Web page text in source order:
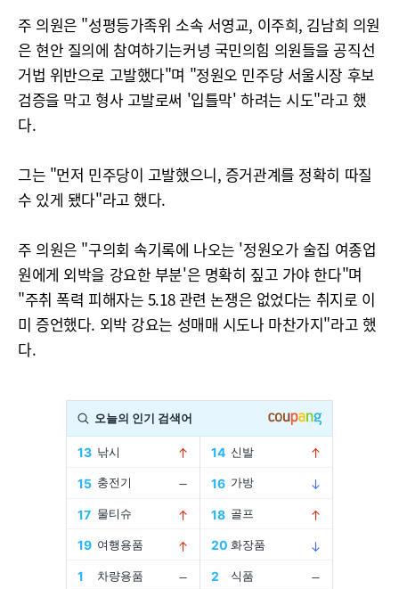
주 의원은 "성평등가족위 소속 서영교, 이주희, 김남희 의원
은 현안 질의에 참여하기는커녕 국민의힘 의원들을 공직선
거법 위반으로 고발했다"며 "정원오 민주당 서울시장 후보
검증을 막고 형사 고발로써 '입틀막' 하려는 시도"라고 했
다.
그는 "먼저 민주당이 고발했으니, 증거관계를 정확히 따질
수 있게 됐다"라고 했다.
주 의원은 "구의회 속기록에 나오는 '정원오가 술집 여종업
원에게 외박을 강요한 부분'은 명확히 짚고 가야 한다"며
"주취 폭력 피해자는 5.18 관련 논쟁은 없었다는 취지로 이
미 증언했다. 외박 강요는 성매매 시도나 마찬가지"라고 했
다.